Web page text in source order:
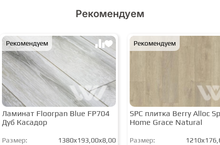
Рекомендуем
Рекомендуем
Ламинат Floorpan Blue FP704
Дуб Касадор
Размер:
1380x193,00x8,00
Рекомендуем
SPC плитка Berry Alloc
Home Grace Natural
Размер: